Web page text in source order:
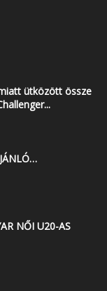
ütközött össze
NŐI U20-AS